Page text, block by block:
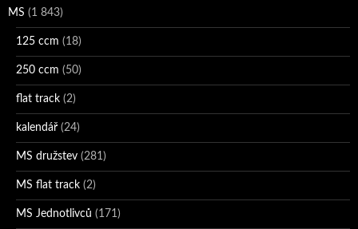
MS (1 843)
125 ccm (18)
250 ccm (50)
flat track (2)
kalendář (24)
MS družstev (281)
MS flat track (2)
MS Jednotlivců (171)